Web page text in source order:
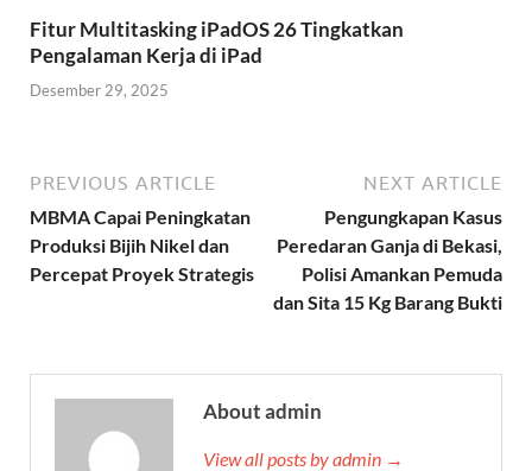
Fitur Multitasking iPadOS 26 Tingkatkan
Pengalaman Kerja di iPad
Desember 29, 2025
PREVIOUS ARTICLE
MBMA Capai Peningkatan
Produksi Bijih Nikel dan
Percepat Proyek Strategis
NEXT ARTICLE
Pengungkapan Kasus
Peredaran Ganja di Bekasi,
Polisi Amankan Pemuda
dan Sita 15 Kg Barang Bukti
About admin
View all posts by admin →